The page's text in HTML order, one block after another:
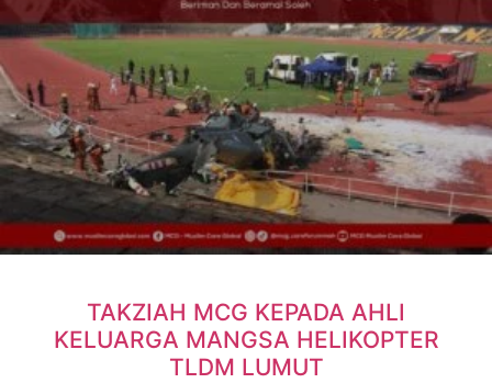
TAKZIAH MCG KEPADA AHLI
KELUARGA MANGSA HELIKOPTER
TLDM LUMUT